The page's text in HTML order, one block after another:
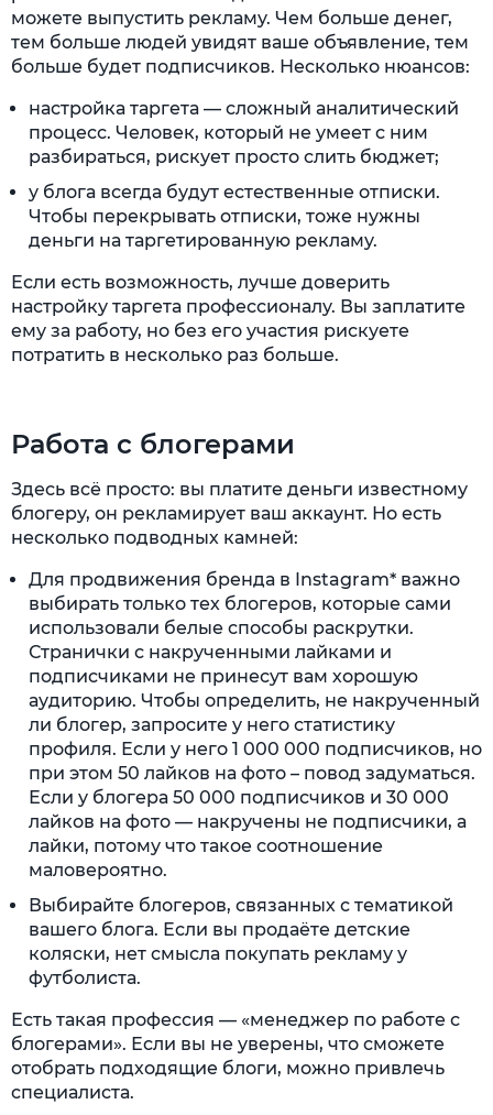
можете выпустить рекламу. Чем больше денег,
тем больше людей увидят ваше объявление, тем
больше будет подписчиков. Несколько нюансов:
настройка таргета — сложный аналитический
процесс. Человек, который не умеет с ним
разбираться, рискует просто слить бюджет;
у блога всегда будут естественные отписки.
Чтобы перекрывать отписки, тоже нужны
деньги на таргетированную рекламу.
Если есть возможность, лучше доверить
настройку таргета профессионалу. Вы заплатите
ему за работу, но без его участия рискуете
потратить в несколько раз больше.
Работа с блогерами
Здесь всё просто: вы платите деньги известному
блогеру, он рекламирует ваш аккаунт. Но есть
несколько подводных камней:
Для продвижения бренда в Instagram* важно
выбирать только тех блогеров, которые сами
использовали белые способы раскрутки.
Странички с накрученными лайками и
подписчиками не принесут вам хорошую
аудиторию. Чтобы определить, не накрученный
ли блогер, запросите у него статистику
профиля. Если у него 1 000 000 подписчиков, но
при этом 50 лайков на фото – повод задуматься.
Если у блогера 50 000 подписчиков и 30 000
лайков на фото — накручены не подписчики, а
лайки, потому что такое соотношение
маловероятно.
Выбирайте блогеров, связанных с тематикой
вашего блога. Если вы продаёте детские
коляски, нет смысла покупать рекламу у
футболиста.
Есть такая профессия — «менеджер по работе с
блогерами». Если вы не уверены, что сможете
отобрать подходящие блоги, можно привлечь
специалиста.